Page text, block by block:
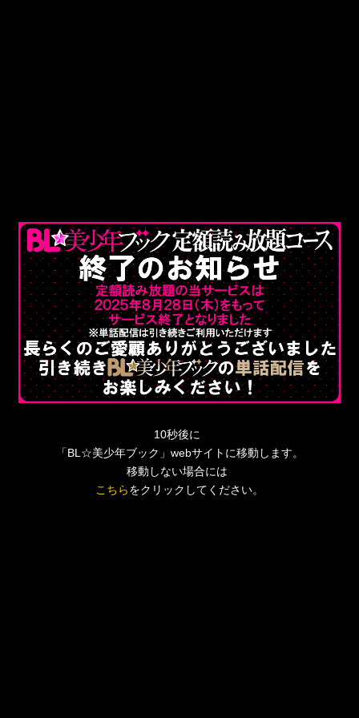
10秒後に
「BL☆美少年ブック」webサイトに移動します。
移動しない場合には
こちらをクリックしてください。